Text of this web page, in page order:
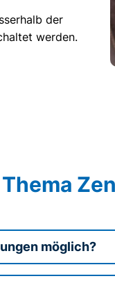
der
werden.
Thema
möglich?